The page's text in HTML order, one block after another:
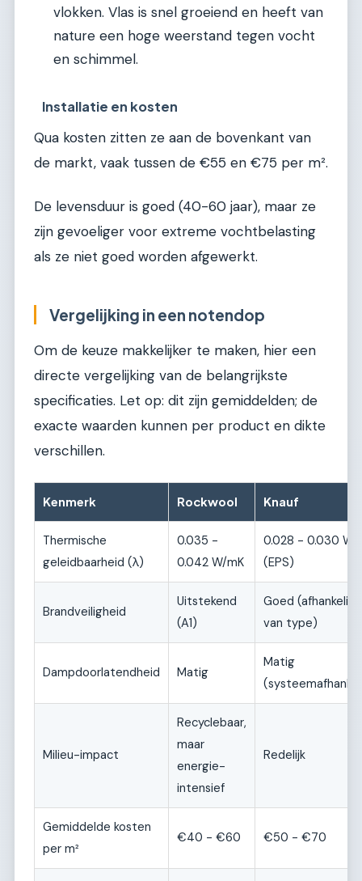
vlokken. Vlas is snel groeiend en heeft van
nature een hoge weerstand tegen vocht
en schimmel.
Installatie en kosten
Qua kosten zitten ze aan de bovenkant van
de markt, vaak tussen de €55 en €75 per m².
De levensduur is goed (40-60 jaar), maar ze
zijn gevoeliger voor extreme vochtbelasting
als ze niet goed worden afgewerkt.
Vergelijking in een notendop
Om de keuze makkelijker te maken, hier een
directe vergelijking van de belangrijkste
specificaties. Let op: dit zijn gemiddelden; de
exacte waarden kunnen per product en dikte
verschillen.
Kenmerk Rockwool Knauf
Thermische
geleidbaarheid (λ)
0.035 -
0.042 W/mK
0.028 - 0.030 W/
(EPS)
Brandveiligheid
Uitstekend
(A1)
Goed (afhankelijk
van type)
Dampdoorlatendheid Matig
Matig
Milieu-impact
Recyclebaar,
maar
energie-
intensief
Redelijk
Gemiddelde kosten
per m²
€40 - €60 €50 - €70